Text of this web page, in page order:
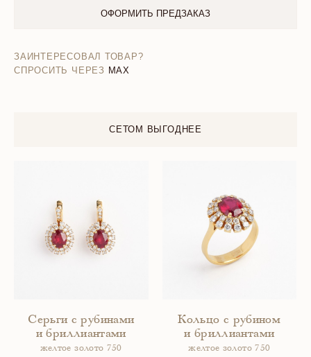
ОФОРМИТЬ ПРЕДЗАКАЗ
ЗАИНТЕРЕСОВАЛ ТОВАР?
СПРОСИТЬ ЧЕРЕЗ MAX
СЕТОМ ВЫГОДНЕЕ
Серьги с рубинами
и бриллиантами
желтое золото 750
Кольцо с рубином
и бриллиантами
желтое золото 750